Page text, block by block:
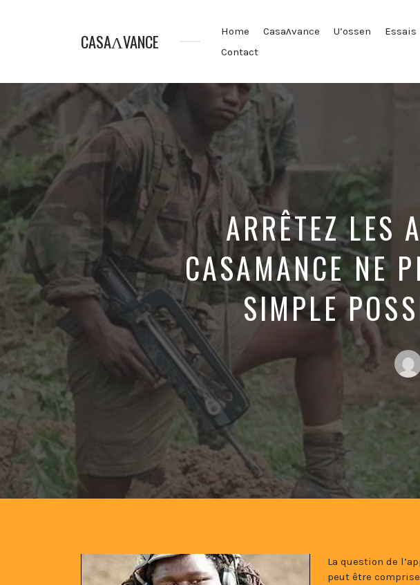
CASAɅVANCE
aVance…
Home Casaʌvance U’ossen Essais
Contact
ARRÊTEZ LES
CASAMANCE NE
SIMPLE
by:
La question de
peut être